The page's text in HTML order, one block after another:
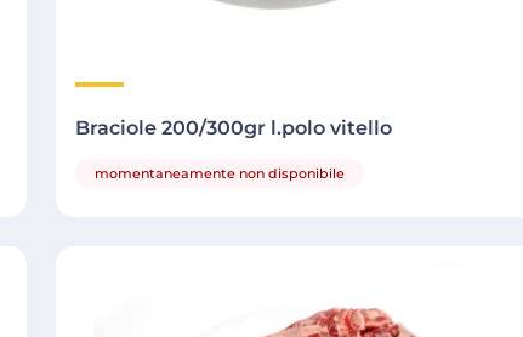
Braciole 200/300gr l.polo vitello
momentaneamente non disponibile